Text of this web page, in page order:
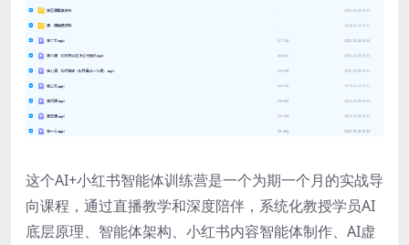
这个AI+小红书智能体训练营是一个为期一个月的实战导
向课程，通过直播教学和深度陪伴，系统化教授学员AI
底层原理、智能体架构、小红书内容智能体制作、AI虚